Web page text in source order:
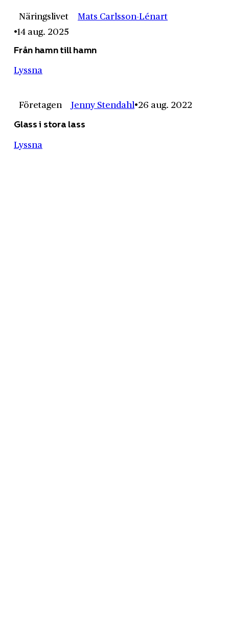
Näringslivet
Mats Carlsson-Lénart
14 aug. 2025
Från hamn till hamn
Lyssna
Företagen Jenny Stendahl 26 aug. 2022
Glass i stora lass
Lyssna